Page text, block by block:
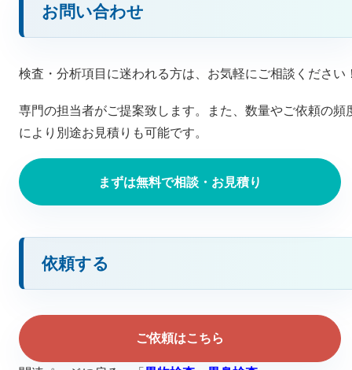
お問い合わせ
検査・分析項目に迷われる方は、お気軽にご相談ください
専門の担当者がご提案致します。また、数量やご依頼の頻
により別途お見積りも可能です。
まずは無料で相談・お見積り
依頼する
ご依頼はこちら